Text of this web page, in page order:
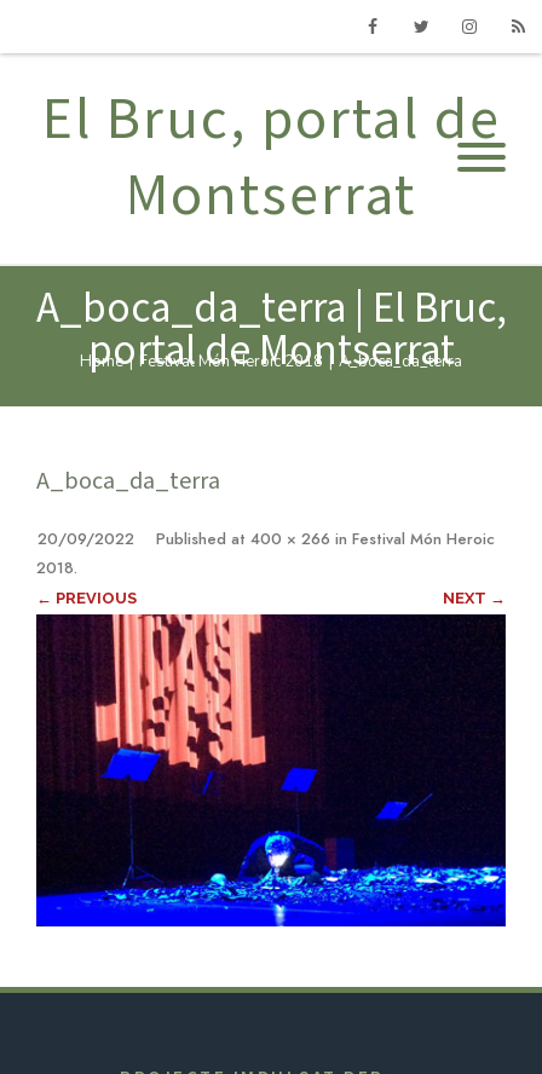
El Bruc, portal de
Montserrat
A_boca_da_terra | El Bruc,
portal de Montserrat
Home | Festival Món Heroic 2018 | A_boca_da_terra
A_boca_da_terra
Published
20/09/2022 at 400 × 266 in Festival Món Heroic
2018.
← PREVIOUS NEXT →